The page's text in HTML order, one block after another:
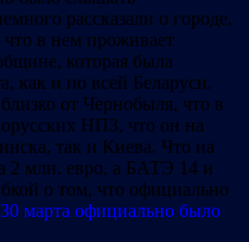
рассказали о городе,
что в нем проживает
которая была
как и по всей Беларуси.
от Чернобыля, что в
НПЗ, что он на
так и Киева. Что на
2 млн. евро, а БАТЭ 14 и
о том, что официально
марта официально было